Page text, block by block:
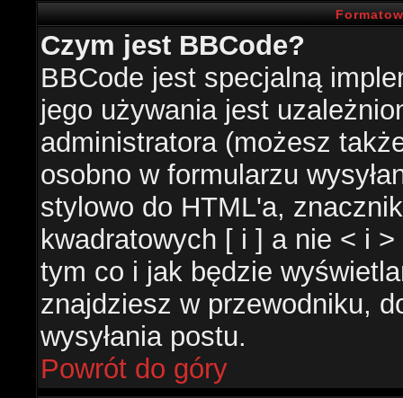
Czym jest BBCode?
BBCode jest specjalną
jego używania jest
administratora (możesz
osobno w formularzu
stylowo do HTML'a,
kwadratowych [ i ] a nie < i
tym co i jak będzie
znajdziesz w przewodniku,
wysyłania postu.
Powrót do góry